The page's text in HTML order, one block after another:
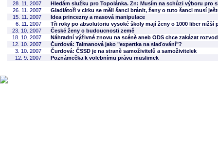
28. 11. 2007
Hledám služku pro Topolánka. Zn: Musím na schůzi výboru pro
26. 11. 2007
Gladiátoři v cirku se měli šanci bránit, ženy o tuto šanci musí
15. 11. 2007
Idea princezny a masová manipulace
6. 11. 2007
Tři roky po absolutoriu vysoké školy mají ženy o 1000 liber nižší
23. 10. 2007
České ženy o budoucnosti země
18. 10. 2007
Náhradní výživné znovu na scéně aneb ODS chce zakázat
12. 10. 2007
Čurdová: Talmanová jako "expertka na slaďování"?
3. 10. 2007
Čurdová: ČSSD je na straně samoživitelů a samoživitelek
12. 9. 2007
Poznámečka k volebnímu právu muslimek